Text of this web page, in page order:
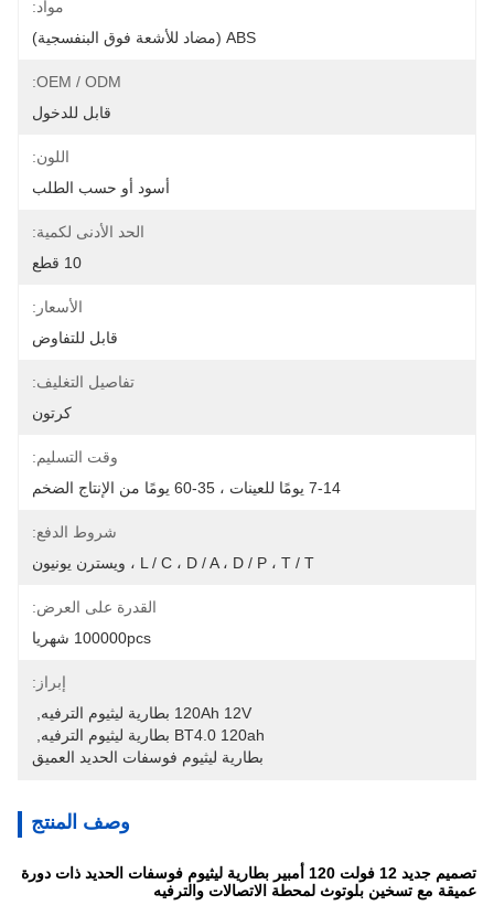
مواد:
ABS (مضاد للأشعة فوق البنفسجية)
OEM / ODM:
قابل للدخول
اللون:
أسود أو حسب الطلب
الحد الأدنى لكمية:
10 قطع
الأسعار:
قابل للتفاوض
تفاصيل التغليف:
كرتون
وقت التسليم:
7-14 يومًا للعينات ، 35-60 يومًا من الإنتاج الضخم
شروط الدفع:
L / C ، D / A ، D / P ، T / T ، ويسترن يونيون
القدرة على العرض:
100000pcs شهريا
إبراز:
120Ah 12V بطارية ليثيوم الترفيه
BT4.0 120ah بطارية ليثيوم الترفيه
بطارية ليثيوم فوسفات الحديد العميق
وصف المنتج
تصميم جديد 12 فولت 120 أمبير بطارية ليثيوم فوسفات الحديد ذات دورة
عميقة مع تسخين بلوتوث لمحطة الاتصالات والترفيه